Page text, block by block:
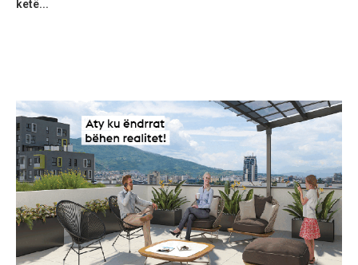
ketë...